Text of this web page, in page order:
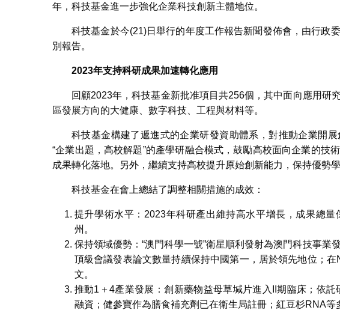
年，科技基金進一步強化企業科技創新主體地位。
科技基金於今(21)日舉行的年度工作報告新聞發佈會，由行政
別報告。
2023年支持科研成果加速轉化應用
回顧2023年，科技基金新批准項目共256個，其中面向應用研
區發展方向的大健康、數字科技、工程與材料等。
科技基金構建了遞進式的企業研發資助體系，對推動企業開
“企業出題，高校解題”的產學研融合模式，鼓勵高校面向企業的技
成果轉化落地。另外，繼續支持高校提升原始創新能力，保持優勢學
科技基金在會上總結了調整相關措施的成效：
提升學術水平：2023年科研產出維持高水平增長，成果總
州。
保持領域優勢：“澳門科學一號”衛星順利發射為澳門科技事業
頂級會議發表論文數量持續保持中國第一，居於領先地位；
文。
推動1＋4產業發展：創新藥物益母草堿片進入II期臨床；依
融資；健參寶作為膳食補充劑已在衛生局註冊；紅豆杉RNA等